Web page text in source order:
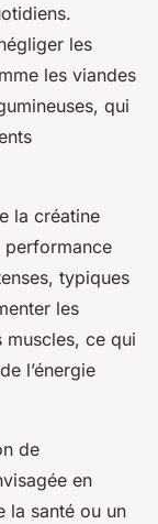
les
les viandes
qui
la créatine
performance
typiques
les
muscles, ce qui
l’énergie
de
en
la santé ou un